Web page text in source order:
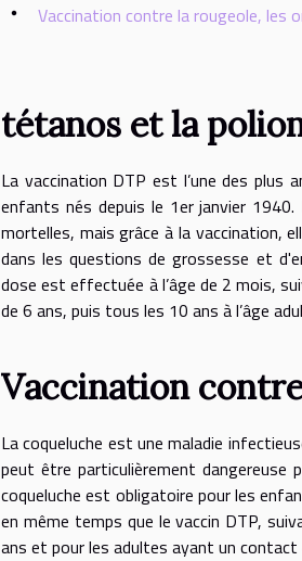
Vaccination contre la rougeole, les
tétanos et la
La vaccination DTP est l’une des plus
enfants nés depuis le 1er janvier
mortelles, mais grâce à la vaccination,
dans les questions de grossesse et
dose est effectuée à l’âge de 2 mois,
de 6 ans, puis tous les 10 ans à l’âge
Vaccination
La coqueluche est une maladie
peut être particulièrement dangereuse
coqueluche est obligatoire pour les
en même temps que le vaccin DTP,
ans et pour les adultes ayant un